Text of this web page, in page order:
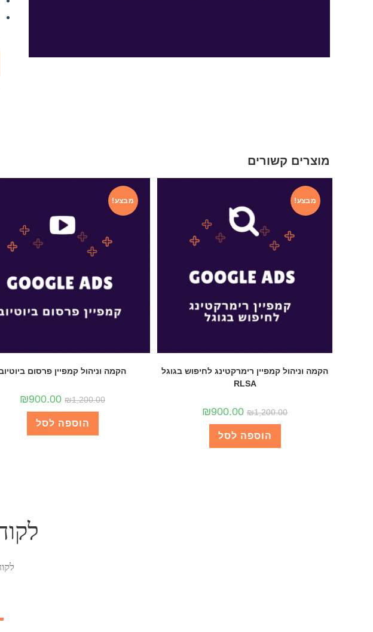
מוצרים קשורים
מבצע!
הקמה וניהול קמפיין פרסום
₪1,200.00
₪900.00
הוספה לסל
מבצע!
הקמה וניהול קמפיין רימרקטינג לחיפוש בגוגל
RLSA
₪1,200.00
₪900.00
הוספה לסל